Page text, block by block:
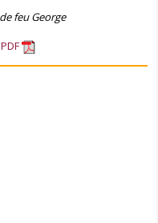
feu George
PDF